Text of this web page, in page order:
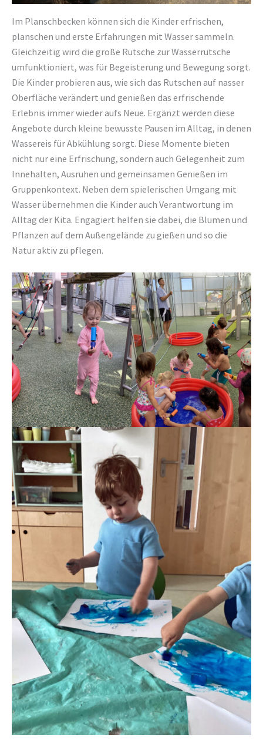
Im Planschbecken können sich die Kinder erfrischen,
planschen und erste Erfahrungen mit Wasser sammeln.
Gleichzeitig wird die große Rutsche zur Wasserrutsche
umfunktioniert, was für Begeisterung und Bewegung sorgt.
Die Kinder probieren aus, wie sich das Rutschen auf nasser
Oberfläche verändert und genießen das erfrischende
Erlebnis immer wieder aufs Neue. Ergänzt werden diese
Angebote durch kleine bewusste Pausen im Alltag, in denen
Wassereis für Abkühlung sorgt. Diese Momente bieten
nicht nur eine Erfrischung, sondern auch Gelegenheit zum
Innehalten, Ausruhen und gemeinsamen Genießen im
Gruppenkontext. Neben dem spielerischen Umgang mit
Wasser übernehmen die Kinder auch Verantwortung im
Alltag der Kita. Engagiert helfen sie dabei, die Blumen und
Pflanzen auf dem Außengelände zu gießen und so die
Natur aktiv zu pflegen.